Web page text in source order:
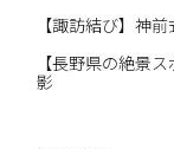
【諏訪結び】神
【長野県の絶景
影